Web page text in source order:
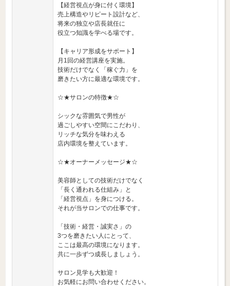
【経営視点が身に付く環境】
売上構造やリピート設計など、
将来の独立や店長就任に
役立つ知識を学べる場です。
【キャリア形成をサポート】
月1回の経営講座を実施。
技術だけでなく「稼ぐ力」を
磨きたい方に最適な環境です。
☆★サロンの特徴★☆
シックな雰囲気で男性が
過ごしやすい空間にこだわり、
リッチな気分を味わえる
店内環境を整えています。
☆★オーナーメッセージ★☆
美容師としての技術だけでなく
「長く通われる仕組み」と
「経営視点」を身につける。
それが当サロンでの仕事です。
「技術・経営・誠実さ」の
3つを磨きたい人にとって、
ここは最高の環境になります。
共に一歩ずつ成長しましょう。
サロン見学も大歓迎！
お気軽にお問い合わせください。